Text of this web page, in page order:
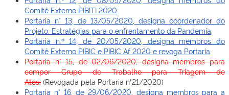
Comitê Externo PIBITI 2020
Portaria n° 13, de 13/05/2020, designa coordenador do
Projeto: Estratégias para o enfrentamento da Pandemia
Portaria n.º 14, de 20/05/2020, designa membros do
Comitê Externo PIBIC e PIBIC Af 2020 e revoga Portaria
Portaria n° 15, de 02/06/2020, designa membros para
compor Grupo de Trabalho para Triagem de
Atos. (Revogada pela Portaria n°21/2020)
Portaria n° 16, de 29/06/2020, designa membros para a